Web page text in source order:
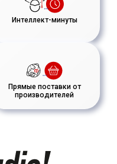
Интеллект-минуты
Прямые поставки от
производителей